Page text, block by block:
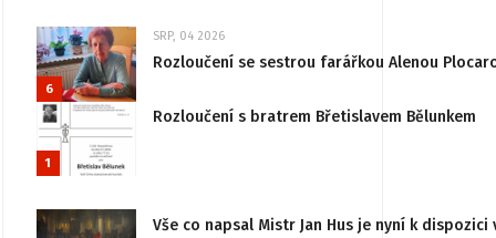
6
SRP, 04 2026
Rozloučení se sestrou farářkou Alenou
1
Rozloučení s bratrem Břetislavem Bělunkem
Vše co napsal Mistr Jan Hus je nyní k